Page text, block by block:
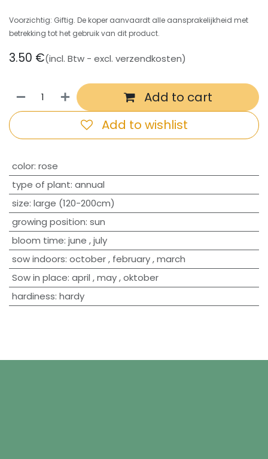
Voorzichtig: Giftig. De koper aanvaardt alle aansprakelijkheid met
betrekking tot het gebruik van dit product.
3.50 €(incl. Btw - excl. verzendkosten)
Add to cart
Add to wishlist
​color: rose
type of plant: annual
size: large (120-200cm)
growing position: sun
bloom time: june ,july
sow indoors: october, february,march
Sow in place: april ,may,oktober
hardiness: hardy